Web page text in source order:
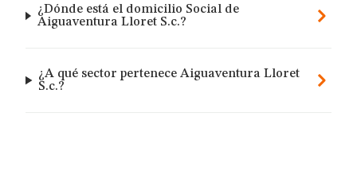
¿Dónde está el domicilio Social de
Aiguaventura Lloret S.c.?
¿A qué sector pertenece Aiguaventura Lloret
S.c.?